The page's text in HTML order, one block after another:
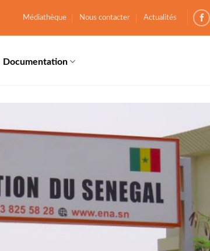
Médiathèque Nous contacter Actualités
Documentation